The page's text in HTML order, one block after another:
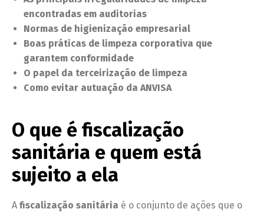
encontradas em auditorias
Normas de higienização empresarial
Boas práticas de limpeza corporativa que
garantem conformidade
O papel da terceirização de limpeza
Como evitar autuação da ANVISA
O que é fiscalização
sanitária e quem está
sujeito a ela
A fiscalização sanitária é o conjunto de ações que o